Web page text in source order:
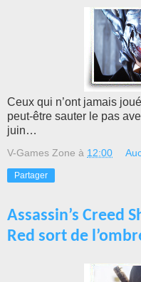
Ceux qui n’ont jamais
peut-être sauter le pas
juin…
V-Games Zone à 12:00
Partager
Assassin’s Creed
Red sort de